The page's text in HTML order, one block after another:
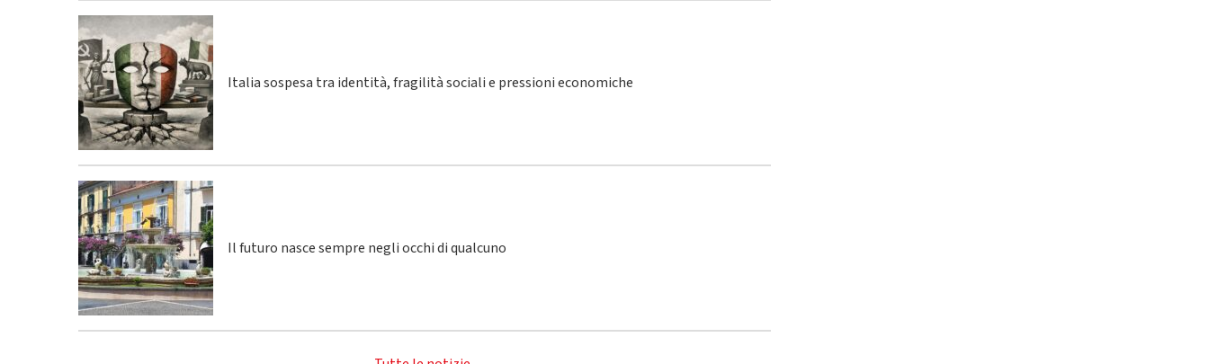
Italia sospesa tra identità, fragilità sociali e pressioni economiche
Il futuro nasce sempre negli occhi di qualcuno